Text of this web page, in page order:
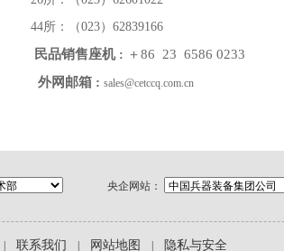
44所：（023）62839166
民品销售座机 : ＋86 23 6586 0233
外网邮箱 : sales@cetccq.com.cn
央企网站：
联系我们 网站地图 隐私与安全